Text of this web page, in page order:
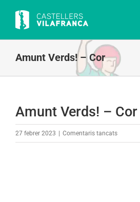
content
Amunt Verds! – Cor
Amunt Verds! – Cor
27 febrer 2023 Comentaris tancatsa